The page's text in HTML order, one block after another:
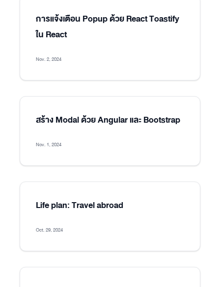
การแจ้งเตือน Popup ด้วย React Toastify
ใน React
Nov. 2, 2024
สร้าง Modal ด้วย Angular และ Bootstrap
Nov. 1, 2024
Life plan: Travel abroad
Oct. 29, 2024